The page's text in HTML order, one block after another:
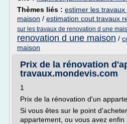
Thèmes liés : estimer les
maison / estimation cout travaux
sur les travaux de renovation d une
renovation d une maison /
maison
Prix de la rénovation
travaux.mondevis.com
1
Prix de la rénovation d'un
Si vous êtes sur le point
appartement, ou vous avez